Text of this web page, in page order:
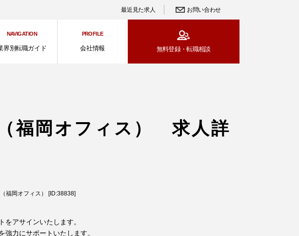
最近見た求人 お問い合わせ
NAVIGATION
界別転職ガイド
PROFILE
会社情報 無料登録・転職相談
福岡オフィス） 求人詳
福岡オフィス） [ID:38838]
をアサインいたします。
力にサポートいたします。